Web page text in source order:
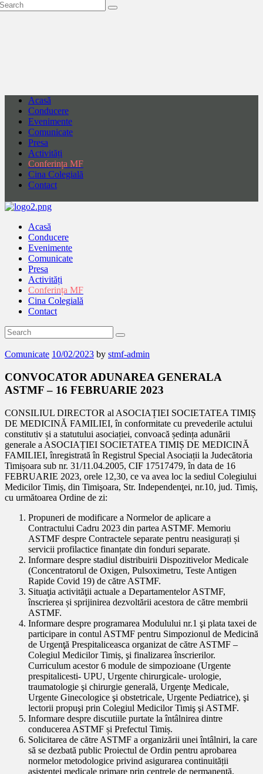
Acasă
Conducere
Evenimente
Comunicate
Presa
Activități
Conferința MF
Cina Colegială
Contact
Acasă
Conducere
Evenimente
Comunicate
Presa
Activități
Conferința MF
Cina Colegială
Contact
Comunicate 10/02/2023 by stmf-admin
CONVOCATOR ADUNAREA GENERALA
ASTMF – 16 FEBRUARIE 2023
CONSILIUL DIRECTOR al ASOCIAȚIEI SOCIETATEA TIMIȘ
DE MEDICINĂ FAMILIEI, în conformitate cu prevederile actului
constitutiv și a statutului asociației, convoacă ședința adunării
generale a ASOCIAȚIEI SOCIETATEA TIMIȘ DE MEDICINĂ
FAMILIEI, înregistrată în Registrul Special Asociații la Judecătoria
Timișoara sub nr. 31/11.04.2005, CIF 17517479, în data de 16
FEBRUARIE 2023, orele 12,30, ce va avea loc la sediul Colegiului
Medicilor Timiș, din Timişoara, Str. Independenţei, nr.10, jud. Timiș,
cu următoarea Ordine de zi:
Propuneri de modificare a Normelor de aplicare a
Contractului Cadru 2023 din partea ASTMF. Memoriu
ASTMF despre Contractele separate pentru neasigurați și
servicii profilactice finanțate din fonduri separate.
Informare despre stadiul distribuirii Dispozitivelor Medicale
(Concentratorul de Oxigen, Pulsoximetru, Teste Antigen
Rapide Covid 19) de către ASTMF.
Situaţia activităţii actuale a Departamentelor ASTMF,
înscrierea și sprijinirea dezvoltării acestora de către membrii
ASTMF.
Informare despre programarea Modulului nr.1 şi plata taxei de
participare in contul ASTMF pentru Simpozionul de Medicină
de Urgenţă Prespitaliceasca organizat de către ASTMF –
Colegiul Medicilor Timiș, şi finalizarea înscrierilor.
Curriculum acestor 6 module de simpozioane (Urgente
prespitalicesti- UPU, Urgente chirurgicale- urologie,
traumatologie şi chirurgie generală, Urgenţe Medicale,
Urgente Ginecologice şi obstetricale, Urgente Pediatrice), şi
lectorii propuşi prin Colegiul Medicilor Timiş şi ASTMF.
Informare despre discutiile purtate la întâlnirea dintre
conducerea ASTMF și Prefectul Timiș.
Solicitarea de către ASTMF a organizării unei întâlniri, la care
să se dezbată public Proiectul de Ordin pentru aprobarea
normelor metodologice privind asigurarea continuității
asistenței medicale primare prin centrele de permanenţă.